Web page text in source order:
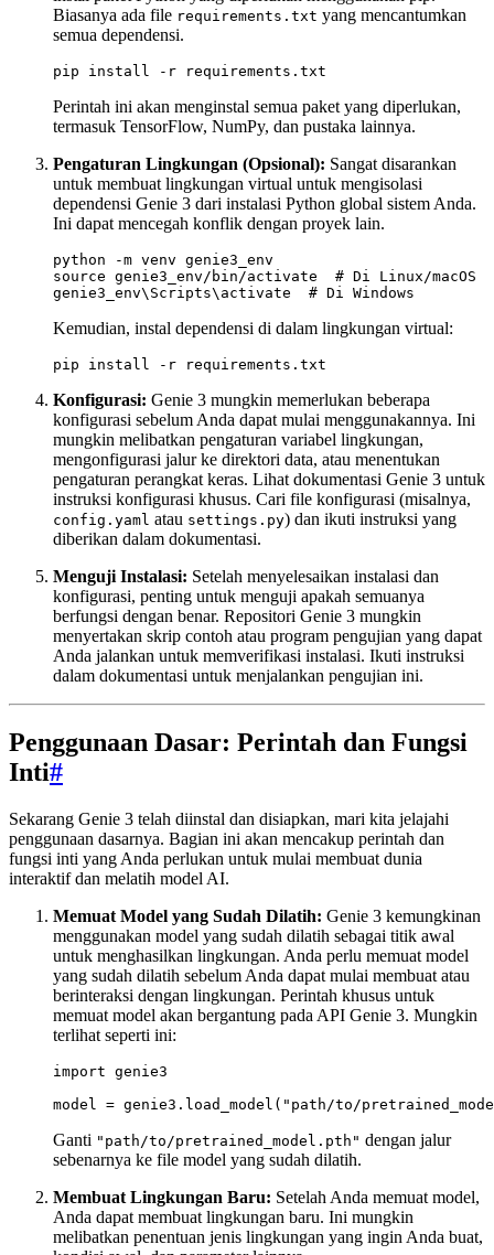
Biasanya ada file requirements.txt yang mencantumkan
semua dependensi.
Perintah ini akan menginstal semua paket yang diperlukan,
termasuk TensorFlow, NumPy, dan pustaka lainnya.
Pengaturan Lingkungan (Opsional): Sangat disarankan
untuk membuat lingkungan virtual untuk mengisolasi
dependensi Genie 3 dari instalasi Python global sistem Anda.
Ini dapat mencegah konflik dengan proyek lain.
python -m venv genie3_env
source genie3_env/bin/activate  # Di Linux/macOS
Kemudian, instal dependensi di dalam lingkungan virtual:
Konfigurasi: Genie 3 mungkin memerlukan beberapa
konfigurasi sebelum Anda dapat mulai menggunakannya. Ini
mungkin melibatkan pengaturan variabel lingkungan,
mengonfigurasi jalur ke direktori data, atau menentukan
pengaturan perangkat keras. Lihat dokumentasi Genie 3 untuk
instruksi konfigurasi khusus. Cari file konfigurasi (misalnya,
config.yaml atau settings.py) dan ikuti instruksi yang
diberikan dalam dokumentasi.
Menguji Instalasi: Setelah menyelesaikan instalasi dan
konfigurasi, penting untuk menguji apakah semuanya
berfungsi dengan benar. Repositori Genie 3 mungkin
menyertakan skrip contoh atau program pengujian yang dapat
Anda jalankan untuk memverifikasi instalasi. Ikuti instruksi
dalam dokumentasi untuk menjalankan pengujian ini.
Penggunaan Dasar: Perintah dan Fungsi
Inti#
Sekarang Genie 3 telah diinstal dan disiapkan, mari kita jelajahi
penggunaan dasarnya. Bagian ini akan mencakup perintah dan
fungsi inti yang Anda perlukan untuk mulai membuat dunia
interaktif dan melatih model AI.
Memuat Model yang Sudah Dilatih: Genie 3 kemungkinan
menggunakan model yang sudah dilatih sebagai titik awal
untuk menghasilkan lingkungan. Anda perlu memuat model
yang sudah dilatih sebelum Anda dapat mulai membuat atau
berinteraksi dengan lingkungan. Perintah khusus untuk
memuat model akan bergantung pada API Genie 3. Mungkin
terlihat seperti ini:
import genie3
Ganti "path/to/pretrained_model.pth" dengan jalur
sebenarnya ke file model yang sudah dilatih.
Membuat Lingkungan Baru: Setelah Anda memuat model,
Anda dapat membuat lingkungan baru. Ini mungkin
melibatkan penentuan jenis lingkungan yang ingin Anda buat,